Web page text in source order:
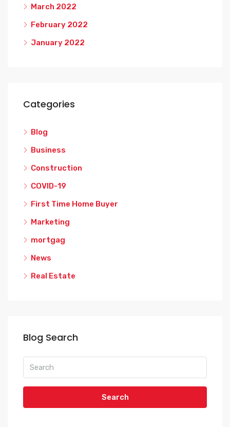
March 2022
February 2022
January 2022
Categories
Blog
Business
Construction
COVID-19
First Time Home Buyer
Marketing
mortgag
News
Real Estate
Blog Search
Search